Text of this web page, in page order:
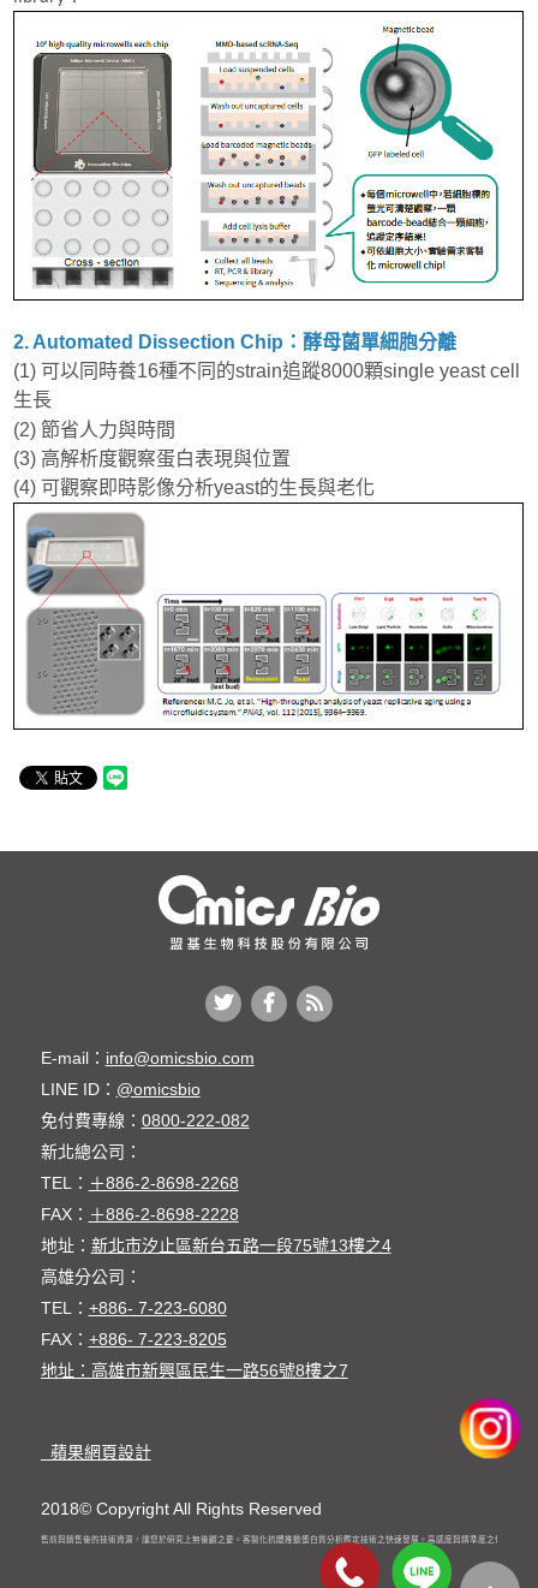
2. Automated Dissection Chip：酵母菌單細胞分離
(1) 可以同時養16種不同的strain追蹤8000顆single yeast cell
生長
(2) 節省人力與時間
(3) 高解析度觀察蛋白表現與位置
(4) 可觀察即時影像分析yeast的生長與老化
E-mail： info@omicsbio.com
LINE ID： @omicsbio
免付費專線： 0800-222-082
新北總公司：
TEL： ＋886-2-8698-2268
FAX： ＋886-2-8698-2228
地址： 新北市汐止區新台五路一段75號13樓之4
高雄分公司：
TEL： +886- 7-223-6080
FAX： +886- 7-223-8205
地址：高雄市新興區民生一路56號8樓之7
蘋果網頁設計
2018© Copyright All Rights Reserved
整的銷售前與銷售後的技術資源，讓您於研究上無後顧之憂。客製化抗體推動蛋白質分析鑑定技術之快速發展。高感度與精準度之儀器發表